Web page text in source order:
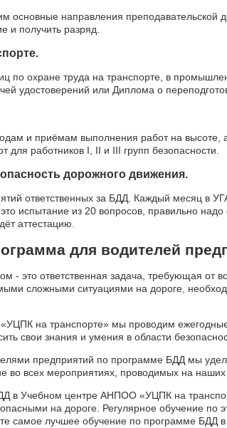
основные направления преподавательской
и получить разряд.
по охране труда на транспорте, в
удостоверений или Диплома о
и приёмам выполнения работ на высоте,
для работников I, II и III групп безопасности.
дорожного движения.
ответственных за БДД. Каждый месяц в
испытание из 20 вопросов, правильно
аттестацию.
для водителей
- это ответственная задача, требующая
сложными ситуациями на дороге,
на транспорте» мы проводим
свои знания и умения в области
предприятий по программе БДД мы
во всех мероприятиях, проводимых на
в Учебном центре АНПОО «УЦПК на
на дороге. Регулярное обучение по
самое лучшее обучение по программе БДД в